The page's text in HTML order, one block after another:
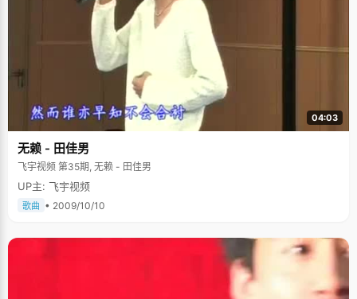
04:03
无赖 - 田佳男
飞宇视频 第35期, 无赖 - 田佳男
UP主: 飞宇视频
歌曲 • 2009/10/10